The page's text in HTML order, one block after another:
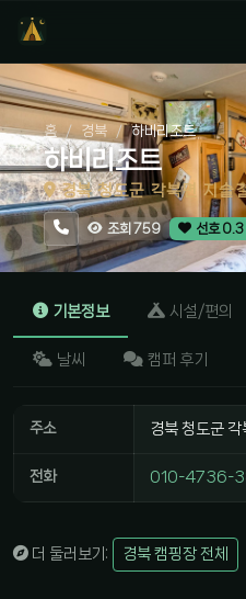
홈 경북 하비리조트
하비리조트
경북 청도군 각북면 지
조회 759 선호 0.3
기본정보 시설/편의
날씨 캠퍼 후기
주소 경북 청도군
전화 010-4736-
더 둘러보기: 경북 캠핑장 전체